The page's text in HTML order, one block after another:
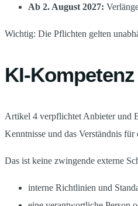
Ab 2. August 2027:
Wichtig: Die Pflichten gelten
KI-
Artikel 4 verpflichtet Anbieter und
Kenntnisse und das Verständnis
Das ist keine zwingende externe
interne Richtlinien und